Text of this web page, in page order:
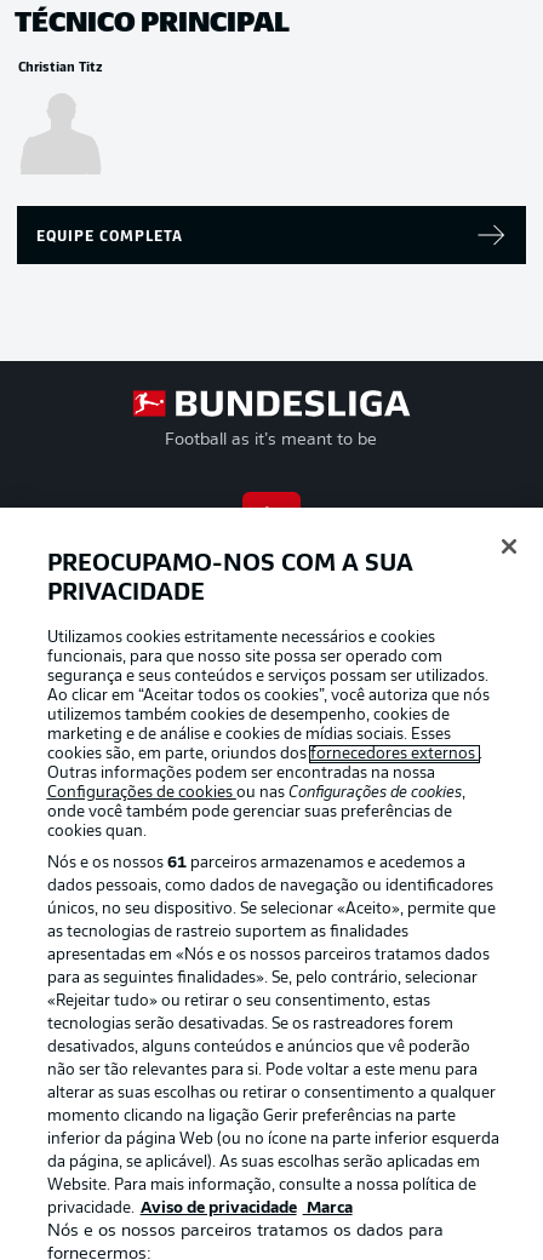
TÉCNICO PRINCIPAL
Christian Titz
EQUIPE COMPLETA
Football as it’s meant to be
APLICATIVO DA BUNDESLIGA
Oferecido por
Publicidade Avisos legais
Aviso de privacidade
Termos de uso Trabalhe conosco
Marca Contato
Jogadores
PREOCUPAMO-NOS COM A SUA
PRIVACIDADE
Utilizamos cookies estritamente necessários e cookies
funcionais, para que nosso site possa ser operado com
segurança e seus conteúdos e serviços possam ser utilizados.
Ao clicar em “Aceitar todos os cookies”, você autoriza que nós
utilizemos também cookies de desempenho, cookies de
marketing e de análise e cookies de mídias sociais. Esses
cookies são, em parte, oriundos dos fornecedores externos .
Outras informações podem ser encontradas na nossa
Configurações de cookies ou nas Configurações de cookies,
onde você também pode gerenciar suas preferências de
cookies quan.
Nós e os nossos 61parceiros armazenamos e acedemos a
dados pessoais, como dados de navegação ou identificadores
únicos, no seu dispositivo. Se selecionar «Aceito», permite que
as tecnologias de rastreio suportem as finalidades
apresentadas em «Nós e os nossos parceiros tratamos dados
para as seguintes finalidades». Se, pelo contrário, selecionar
«Rejeitar tudo» ou retirar o seu consentimento, estas
tecnologias serão desativadas. Se os rastreadores forem
desativados, alguns conteúdos e anúncios que vê poderão
não ser tão relevantes para si. Pode voltar a este menu para
alterar as suas escolhas ou retirar o consentimento a qualquer
momento clicando na ligação Gerir preferências na parte
inferior da página Web (ou no ícone na parte inferior esquerda
da página, se aplicável). As suas escolhas serão aplicadas em
Website. Para mais informação, consulte a nossa política de
privacidade. Aviso de privacidade Marca
Nós e os nossos parceiros tratamos os dados para
fornecermos: